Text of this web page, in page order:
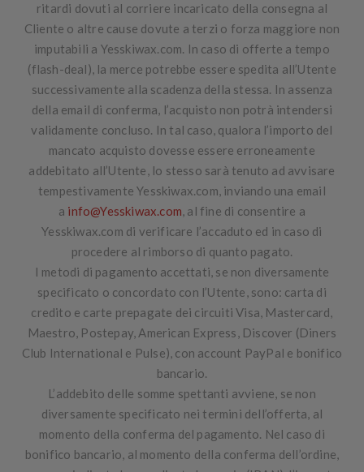
ritardi dovuti al corriere incaricato della consegna al
Cliente o altre cause dovute a terzi o forza maggiore non
imputabili a Yesskiwax.com. In caso di offerte a tempo
(flash-deal), la merce potrebbe essere spedita all’Utente
successivamente alla scadenza della stessa. In assenza
della email di conferma, l’acquisto non potrà intendersi
validamente concluso. In tal caso, qualora l’importo del
mancato acquisto dovesse essere erroneamente
addebitato all’Utente, lo stesso sarà tenuto ad avvisare
tempestivamente Yesskiwax.com, inviando una email
a info@Yesskiwax.com, al fine di consentire a
Yesskiwax.com di verificare l’accaduto ed in caso di
procedere al rimborso di quanto pagato.
I metodi di pagamento accettati, se non diversamente
specificato o concordato con l’Utente, sono: carta di
credito e carte prepagate dei circuiti Visa, Mastercard,
Maestro, Postepay, American Express, Discover (Diners
Club International e Pulse), con account PayPal e bonifico
bancario.
L’addebito delle somme spettanti avviene, se non
diversamente specificato nei termini dell’offerta, al
momento della conferma del pagamento. Nel caso di
bonifico bancario, al momento della conferma dell’ordine,